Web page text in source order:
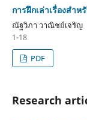
การฝึกเล่าเรื่องสำ
ณัฐวิภา วาณิชย์เจริญ
1-18
PDF
Research